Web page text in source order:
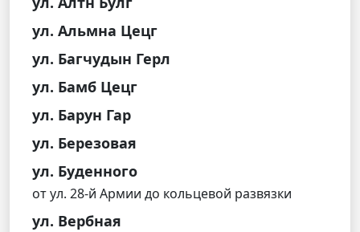
ул. Альмна Цецг
ул. Багчудын Герл
ул. Бамб Цецг
ул. Барун Гар
ул. Березовая
ул. Буденного
от ул. 28-й Армии до кольцевой развязки
ул. Вербная